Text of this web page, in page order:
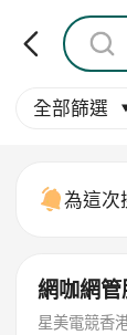
全部篩選
為這次
網咖網
星美電競香